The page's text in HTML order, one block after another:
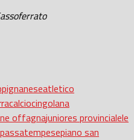
atletico
calciocingolana
offagnajuniores provincialele
passatempesepiano san